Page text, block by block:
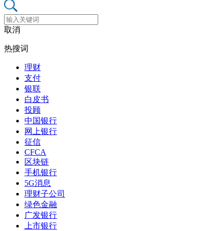
取消
热搜词
理财
支付
银联
白皮书
投顾
中国银行
网上银行
征信
CFCA
区块链
手机银行
5G消息
理财子公司
绿色金融
广发银行
上市银行